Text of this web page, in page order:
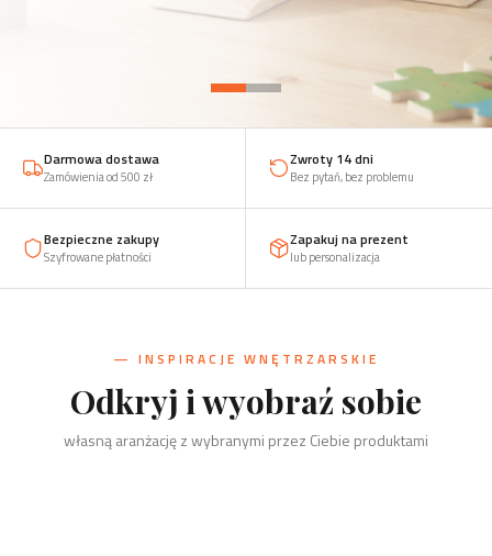
Darmowa dostawa
Zamówienia od 500 zł
Zwroty 14 dni
Bez pytań, bez problemu
Bezpieczne zakupy
Szyfrowane płatności
Zapakuj na prezent
lub personalizacja
— INSPIRACJE WNĘTRZARSKIE
Odkryj i wyobraź sobie
własną aranżację z wybranymi przez Ciebie produktami
Kuchnia
Sólsel i Nietopieprz, podkładki,
Salon
Biuro Dzieci